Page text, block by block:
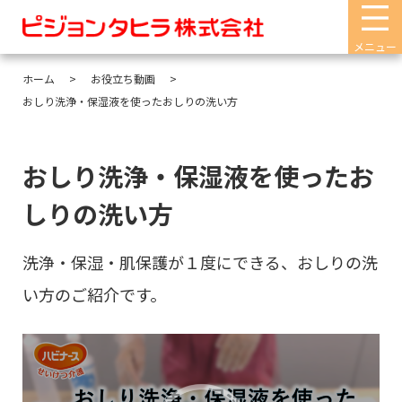
メニュー
ホーム
お役立ち動画
おしり洗浄・保湿液を使ったおしりの洗い方
おしり洗浄・保湿液を使ったお
しりの洗い方
洗浄・保湿・肌保護が１度にできる、おしりの洗
い方のご紹介です。